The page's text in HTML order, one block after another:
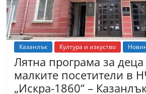
Казанлък Култура и изкуство
Лятна програма за
малките посетители в
„Искра-1860“ –